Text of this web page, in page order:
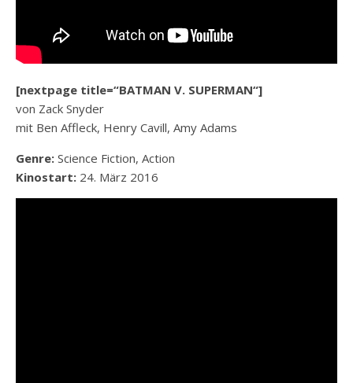
[nextpage title=“BATMAN V. SUPERMAN“]
von Zack Snyder
mit Ben Affleck, Henry Cavill, Amy Adams
Genre: Science Fiction, Action
Kinostart: 24. März 2016